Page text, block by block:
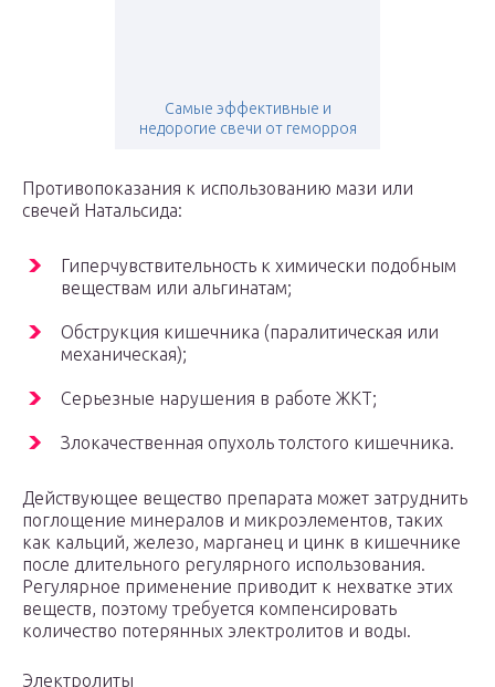
Самые эффективные и
недорогие свечи от геморроя
Противопоказания к использованию мази или
свечей Натальсида:
Гиперчувствительность к химически подобным
веществам или альгинатам;
Обструкция кишечника (паралитическая или
механическая);
Серьезные нарушения в работе ЖКТ;
Злокачественная опухоль толстого кишечника.
Действующее вещество препарата может затруднить
поглощение минералов и микроэлементов, таких
как кальций, железо, марганец и цинк в кишечнике
после длительного регулярного использования.
Регулярное применение приводит к нехватке этих
веществ, поэтому требуется компенсировать
количество потерянных электролитов и воды.
Электролиты